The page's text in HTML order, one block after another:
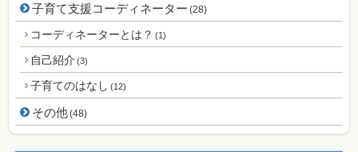
子育て支援コーディネーター (28)
コーディネーターとは？ (1)
自己紹介 (3)
子育てのはなし (12)
その他(48)